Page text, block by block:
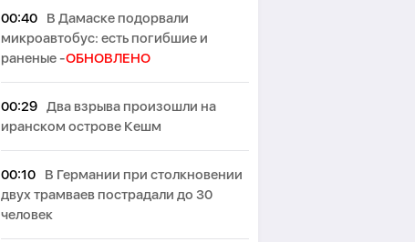
00:40
В Дамаске подорвали
микроавтобус: есть погибшие и
раненые -ОБНОВЛЕНО
00:29 Два взрыва произошли на
иранском острове Кешм
00:10
В Германии при столкновении
двух трамваев пострадали до 30
человек